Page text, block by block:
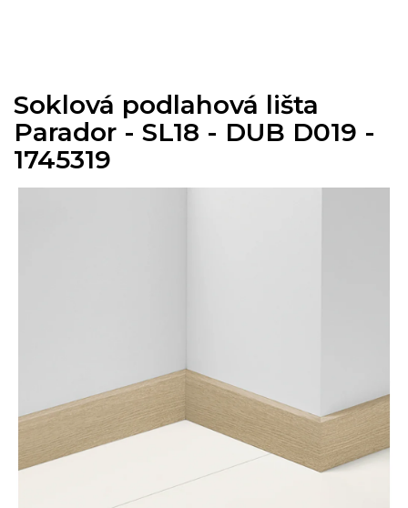
Soklová podlahová lišta
Parador - SL18 - DUB D019 -
1745319